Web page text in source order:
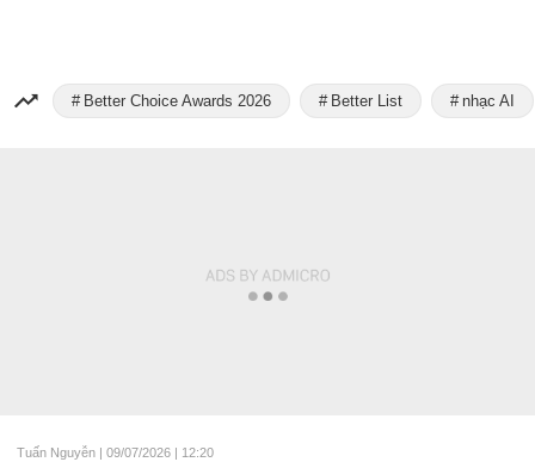
Better Choice Awards 2026 Better List nhạc AI
Tuấn Nguyễn | 09/07/2026 | 12:20